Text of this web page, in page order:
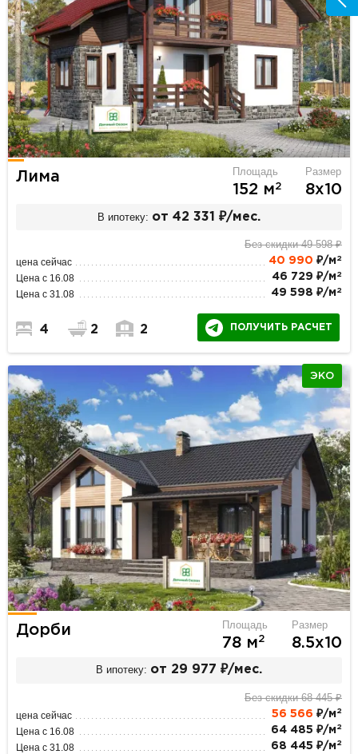
Лима Площадь
152 м2
Размер
8х10
В ипотеку: от 42 331 ₽/мес.
Без скидки 49 598 ₽
цена сейчас 40 990 ₽/м 2
Цена с 16.08 46 729 ₽/м 2
Цена с 31.08 49 598 ₽/м 2
4 2 2 ПОЛУЧИТЬ РАСЧЕТ
ЭКО
Дорби Площадь
78 м2
Размер
8.5х10
В ипотеку: от 29 977 ₽/мес.
Без скидки 68 445 ₽
цена сейчас 56 566 ₽/м 2
Цена с 16.08 64 485 ₽/м 2
Цена с 31.08 68 445 ₽/м 2